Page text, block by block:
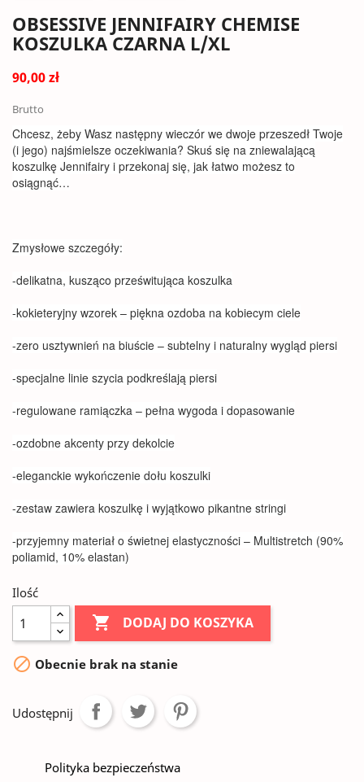
OBSESSIVE JENNIFAIRY CHEMISE
KOSZULKA CZARNA L/XL
90,00 zł
Brutto
Chcesz, żeby Wasz następny wieczór we dwoje przeszedł Twoje
(i jego) najśmielsze oczekiwania? Skuś się na zniewalającą
koszulkę Jennifairy i przekonaj się, jak łatwo możesz to
osiągnąć…
Zmysłowe szczegóły:
-delikatna, kusząco prześwitująca koszulka
-kokieteryjny wzorek – piękna ozdoba na kobiecym ciele
-zero usztywnień na biuście – subtelny i naturalny wygląd piersi
-specjalne linie szycia podkreślają piersi
-regulowane ramiączka – pełna wygoda i dopasowanie
-ozdobne akcenty przy dekolcie
-eleganckie wykończenie dołu koszulki
-zestaw zawiera koszulkę i wyjątkowo pikantne stringi
-przyjemny materiał o świetnej elastyczności – Multistretch (90%
poliamid, 10% elastan)
Ilość
 DODAJ DO KOSZYKA
 Obecnie brak na stanie
Udostępnij
Polityka bezpieczeństwa